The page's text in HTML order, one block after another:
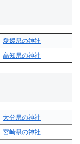
愛媛県の神社
高知県の神社
大分県の神社
宮崎県の神社